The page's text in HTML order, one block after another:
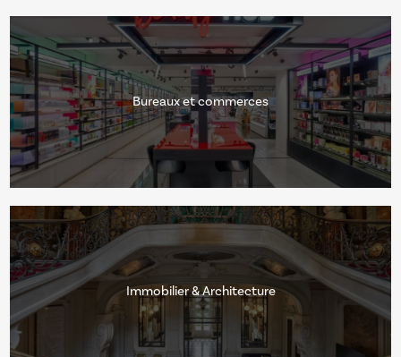
Bureaux et commerces
Immobilier & Architecture